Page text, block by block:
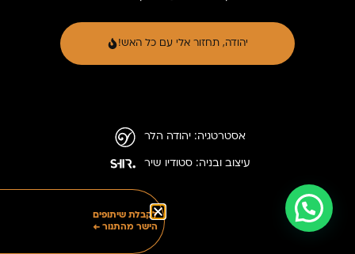
יהודה, תחזור אלי עם כל האש!
אסטרטגיה: יהודה הלר
עיצוב ובניה: סטודיו שיר
לקבלת שיתופים
הישר מהתנור ←